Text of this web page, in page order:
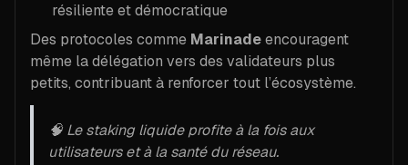
résiliente et démocratique
Des protocoles comme Marinadeencouragent
même la délégation vers des validateurs plus
petits, contribuant à renforcer tout l’écosystème.
🧠 Le staking liquide profite à la fois aux
utilisateurs et à la santé du réseau.